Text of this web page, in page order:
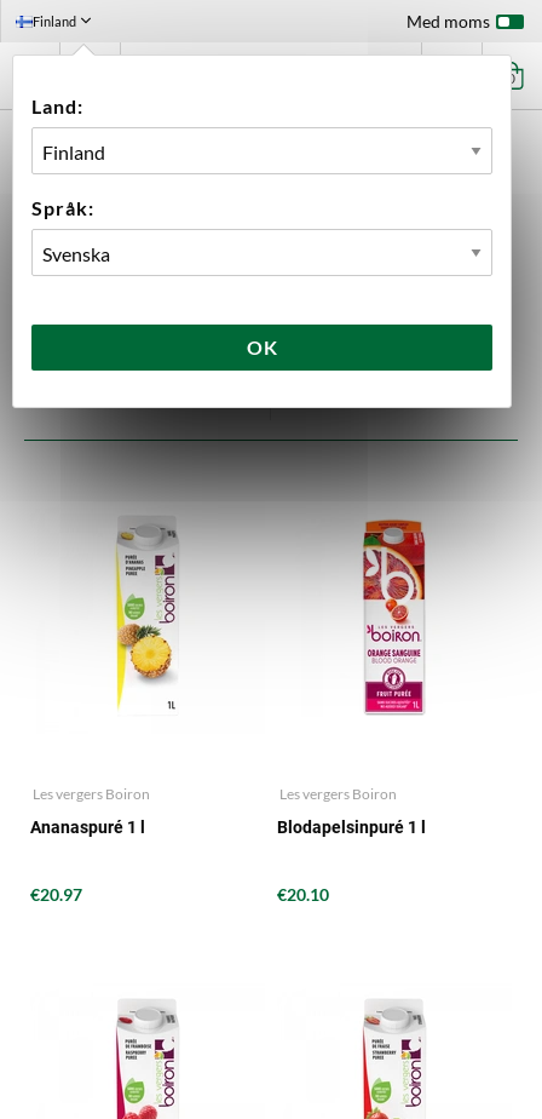
Finland
Land:
Språk:
OK
Med moms
0
Fruktpureer
Les vergers Boiron
Ananaspuré 1 l
€20.97
Les vergers Boiron
Blodapelsinpuré 1 l
€20.10